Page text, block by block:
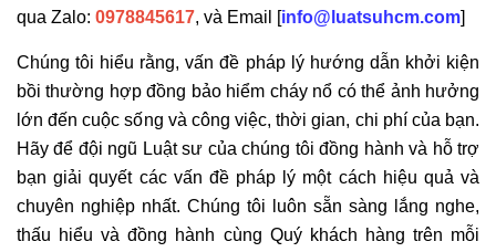
qua Zalo: 0978845617, và Email [info@luatsuhcm.com]
Chúng tôi hiểu rằng, vấn đề pháp lý hướng dẫn khởi kiện
bồi thường hợp đồng bảo hiểm cháy nổ có thể ảnh hưởng
lớn đến cuộc sống và công việc, thời gian, chi phí của bạn.
Hãy để đội ngũ Luật sư của chúng tôi đồng hành và hỗ trợ
bạn giải quyết các vấn đề pháp lý một cách hiệu quả và
chuyên nghiệp nhất. Chúng tôi luôn sẵn sàng lắng nghe,
thấu hiểu và đồng hành cùng Quý khách hàng trên mỗi